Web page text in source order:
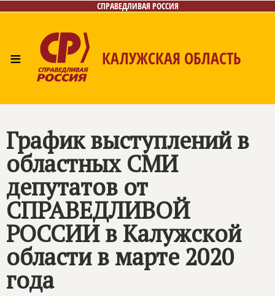
СПРАВЕДЛИВАЯ РОССИЯ
≡ КАЛУЖСКАЯ ОБЛАСТЬ
График выступлений в
областных СМИ
депутатов от
СПРАВЕДЛИВОЙ
РОССИИв Калужской
области в марте 2020
года